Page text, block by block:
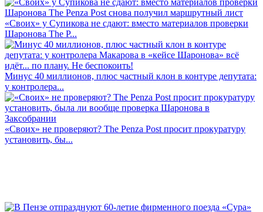
«Своих» у Супикова не сдают: вместо материалов проверки
Шаронова The P...
Минус 40 миллионов, плюс частный клон в контуре депутата:
у контролера...
«Своих» не проверяют? The Penza Post просит прокуратуру
установить, бы...